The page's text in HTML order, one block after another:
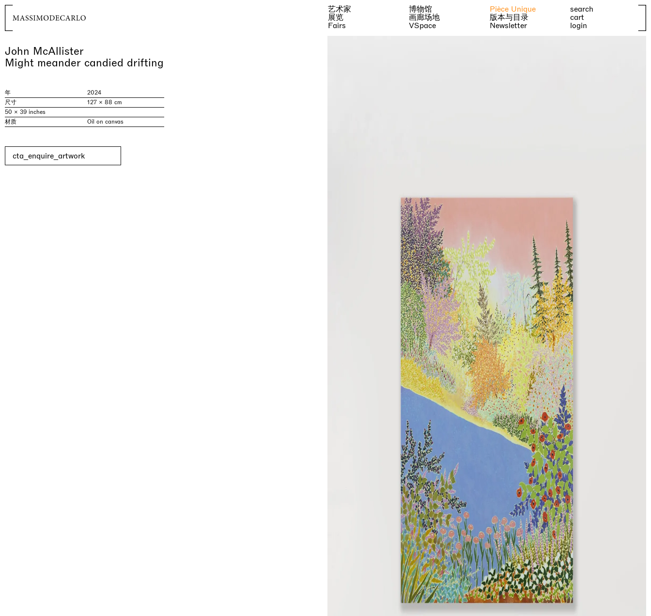
艺术家
展览
Fairs
博物馆
画廊场地
VSpace
Pièce Unique
版本与目录
Newsletter
search
cart
login
John McAllister
Might meander candied drifting
年
2024
尺寸
127 × 88 cm
50 × 39 inches
材质
Oil on canvas
cta_enquire_artwork